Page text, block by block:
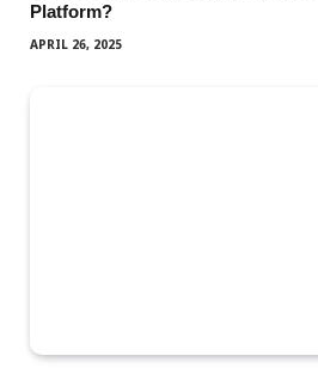
Platform?
APRIL 26, 2025